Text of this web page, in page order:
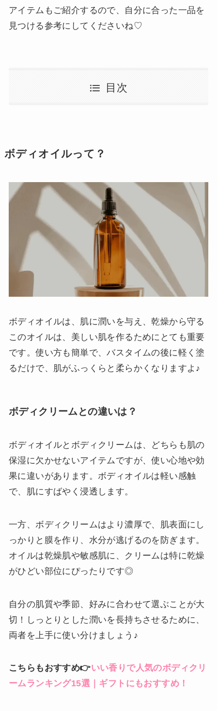
アイテムもご紹介するので、自分に合った一品を
見つける参考にしてくださいね♡
目次
ボディオイルって？
ボディオイルは、肌に潤いを与え、乾燥から守る
このオイルは、美しい肌を作るためにとても重要
です。使い方も簡単で、バスタイムの後に軽く塗
るだけで、肌がふっくらと柔らかくなりますよ♪
ボディクリームとの違いは？
ボディオイルとボディクリームは、どちらも肌の
保湿に欠かせないアイテムですが、使い心地や効
果に違いがあります。ボディオイルは軽い感触
で、肌にすばやく浸透します。
一方、ボディクリームはより濃厚で、肌表面にし
っかりと膜を作り、水分が逃げるのを防ぎます。
オイルは乾燥肌や敏感肌に、クリームは特に乾燥
がひどい部位にぴったりです◎
自分の肌質や季節、好みに合わせて選ぶことが大
切！しっとりとした潤いを長持ちさせるために、
両者を上手に使い分けましょう♪
こちらもおすすめ👉いい香りで人気のボディクリ
ームランキング15選｜ギフトにもおすすめ！